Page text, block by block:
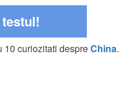
10 curiozitati despreChina.